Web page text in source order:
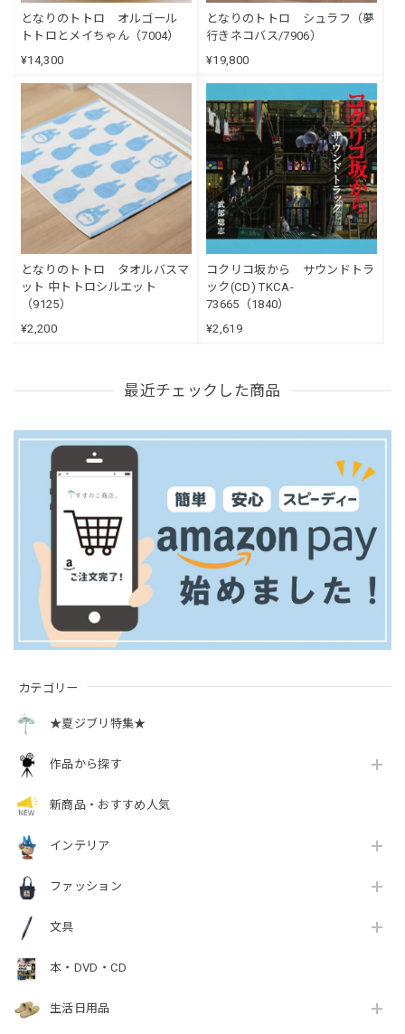
カテゴリー
★夏ジブリ特集★
作品から探す
新商品・おすすめ人気
インテリア
ファッション
文具
本・DVD・CD
生活日用品
となりのトトロ オルゴール
トトロとメイちゃん（7004）
¥14,300
となりのトトロ シュラフ（夢
行きネコバス/7906）
¥19,800
となりのトトロ タオルバスマ
ット 中トトロシルエット
（9125）
¥2,200
コクリコ坂から サウンドトラ
ック(CD) TKCA-
73665（1840）
¥2,619
最近チェックした商品